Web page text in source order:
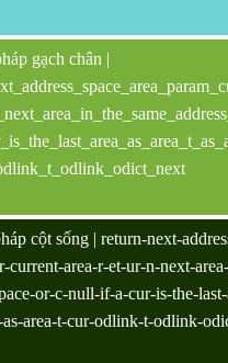
gạch chân |
cột sống | return-next-
current-area-r-et-ur-n-next-
or-c-null-if-a-cur-is-the-last-
as-area-t-cur-odlink-t-odlink-